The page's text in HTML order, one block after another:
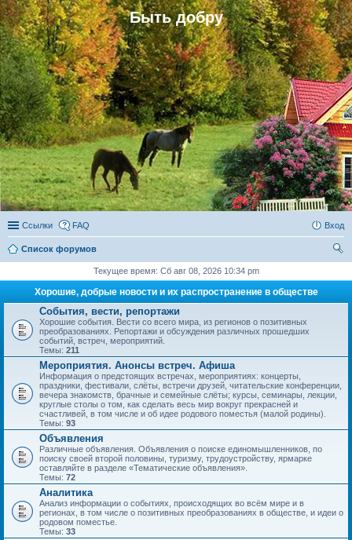
Быть добру
Ссылки FAQ Вход
Список форумов
Текущее время: Сб авг 08, 2026 10:34 pm
Хорошие, добрые новости и их распространение в обществе
События, вести, репортажи
Хорошие события. Вести со всего мира, из регионов о позитивных
преобразованиях. Репортажи и обсуждения различных прошедших
событий, встреч, мероприятий.
Темы: 211
Мероприятия. Анонсы встреч. Афиша
Информация о предстоящих встречах, мероприятиях: концерты,
праздники, фестивали, слёты, встречи друзей, читательские конференции,
вечера знакомств, брачные и семейные слёты; курсы, семинары, лекции,
круглые столы о том, как сделать весь мир вокруг прекрасней и
счастливей, в том числе и об идее родового поместья (малой родины).
Темы: 93
Объявления
Различные объявления. Объявления о поиске единомышленников, по
поиску своей второй половины, туризму, трудоустройству, ярмарке
оставляйте в разделе «Тематические объявления».
Темы: 72
Аналитика
Анализ информации о событиях, происходящих во всём мире и в
регионах, в том числе о позитивных преобразованиях в обществе, и идеи о
родовом поместье.
Темы: 33